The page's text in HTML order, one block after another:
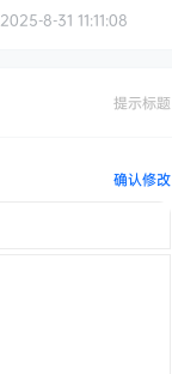
2025-8-31 11:11:08
提示标题
确认修改